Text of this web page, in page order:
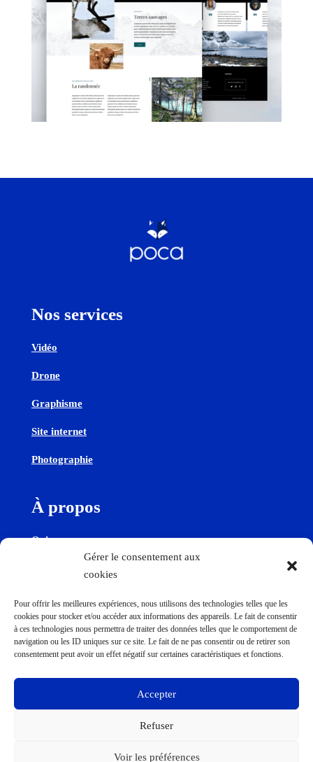
Gérer le consentement aux
cookies
Pour offrir les meilleures expériences, nous utilisons des technologies telles que les
cookies pour stocker et/ou accéder aux informations des appareils. Le fait de consentir
à ces technologies nous permettra de traiter des données telles que le comportement de
navigation ou les ID uniques sur ce site. Le fait de ne pas consentir ou de retirer son
consentement peut avoir un effet négatif sur certaines caractéristiques et fonctions.
Accepter
Refuser
Voir les préférences
Nos services
Vidéo
Drone
Graphisme
Site internet
Photographie
À propos
Qui sommes-nous
Contact